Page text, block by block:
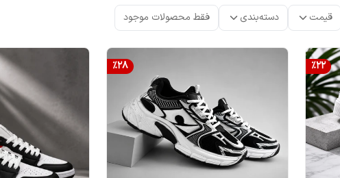
قیمت دسته‌بندی فقط محصولات موجود
%22
%28